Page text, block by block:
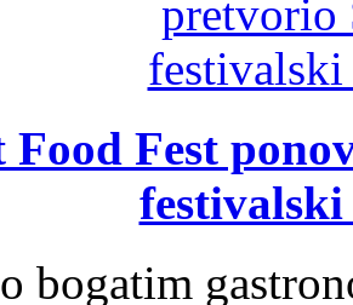
Food Fest
bogatim